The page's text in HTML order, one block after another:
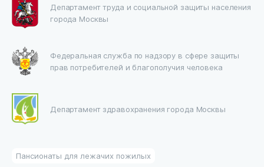
Департамент труда и социальной защиты населения
города Москвы
Федеральная служба по надзору в сфере защиты
прав потребителей и благополучия человека
Департамент здравохранения города Москвы
Пансионаты для лежачих пожилых